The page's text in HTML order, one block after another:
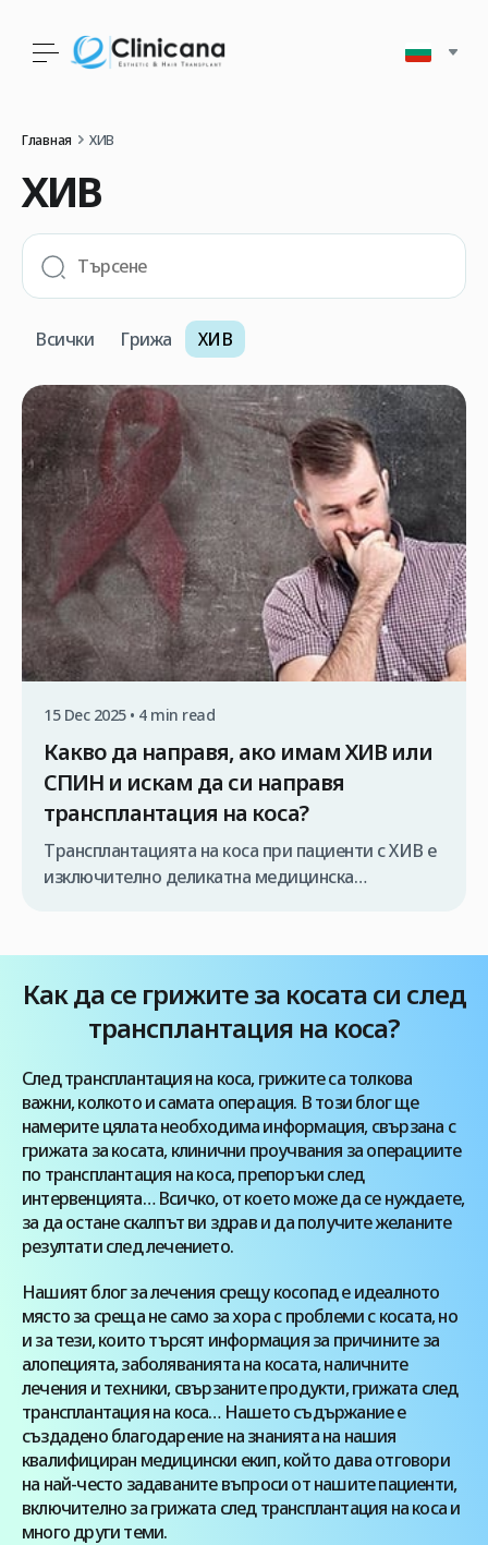
Главная ХИВ
ХИВ
Всички Грижа ХИВ
15 Dec 2025 • 4 min read
Какво да направя, ако имам ХИВ или
СПИН и искам да си направя
трансплантация на коса?
Трансплантацията на коса при пациенти с ХИВ е
изключително деликатна медицинска
и при строго контролирани условия. В противен
по време на операцията. Затова, ако обмисляте
трансплантация на коса по метода FUE в Турция,
Как да се грижите за косата си след
трансплантация на коса?
След трансплантация на коса, грижите са толкова
важни, колкото и самата операция. В този блог ще
намерите цялата необходима информация, свързана с
грижата за косата, клинични проучвания за операциите
по трансплантация на коса, препоръки след
интервенцията… Всичко, от което може да се нуждаете,
за да остане скалпът ви здрав и да получите желаните
резултати след лечението.
Нашият блог за лечения срещу косопад е идеалното
място за среща не само за хора с проблеми с косата, но
и за тези, които търсят информация за причините за
алопецията, заболяванията на косата, наличните
лечения и техники, свързаните продукти, грижата след
трансплантация на коса… Нашето съдържание е
създадено благодарение на знанията на нашия
квалифициран медицински екип, който дава отговори
на най-често задаваните въпроси от нашите пациенти,
включително за грижата след трансплантация на коса и
много други теми.